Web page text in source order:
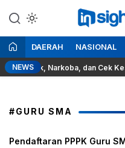
ke
konten
Berita
DAERAH NASIONAL
NEWSNarkoba, dan Cek
#GURU SMA
Pendaftaran PPPK Guru